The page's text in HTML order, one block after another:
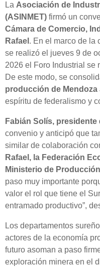
La Asociación de
(ASINMET) firmó un
Cámara de Comercio,
Rafael . En el marco de la
se realizó el jueves 9 de
2026 el Foro Industrial se
De este modo, se
producción de Mendoza
espíritu de federalismo y
Fabián Solís, presidente
convenio y anticipó que
similar de colaboración
Rafael, la Federación
Ministerio de
paso muy importante
valor el rol que tiene el
entramado productivo”,
Los departamentos
actores de la economía
futuro asoman a paso
exploración minera en el